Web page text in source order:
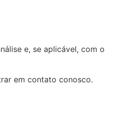
e, se aplicável, com o
em contato conosco.